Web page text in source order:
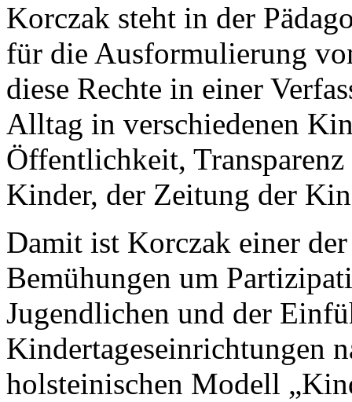
Korczak steht in der
für die Ausformulierung
diese Rechte in einer
Alltag in verschiedenen
Öffentlichkeit,
Kinder, der Zeitung der
Damit ist Korczak einer
Bemühungen um
Jugendlichen und der
Kindertageseinrichtungen
holsteinischen Modell